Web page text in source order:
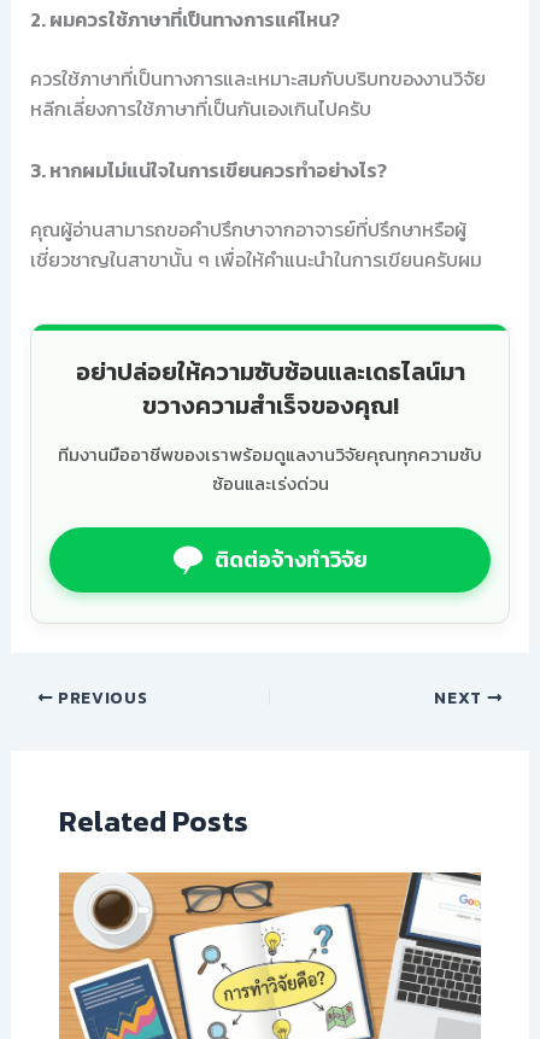
2. ผมควรใช้ภาษาที่เป็นทางการแค่ไหน?
ควรใช้ภาษาที่เป็นทางการและเหมาะสมกับบริบทของงานวิจัย
หลีกเลี่ยงการใช้ภาษาที่เป็นกันเองเกินไปครับ
3. หากผมไม่แน่ใจในการเขียนควรทำอย่างไร?
คุณผู้อ่านสามารถขอคำปรึกษาจากอาจารย์ที่ปรึกษาหรือผู้
เชี่ยวชาญในสาขานั้น ๆ เพื่อให้คำแนะนำในการเขียนครับผม
อย่าปล่อยให้ความซับซ้อนและเดธไลน์มา
ขวางความสำเร็จของคุณ!
ทีมงานมืออาชีพของเราพร้อมดูแลงานวิจัยคุณทุกความซับ
ซ้อนและเร่งด่วน
ติดต่อจ้างทำวิจัย
PREVIOUS NEXT
Related Posts